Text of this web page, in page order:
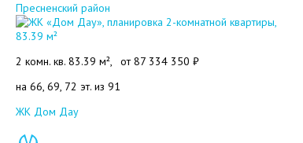
Пресненский район
2 комн. кв. 83.39 м², от87 334 350 ₽
на 66, 69, 72 эт. из 91
Добавить в избранное
ЖК Дом Дау